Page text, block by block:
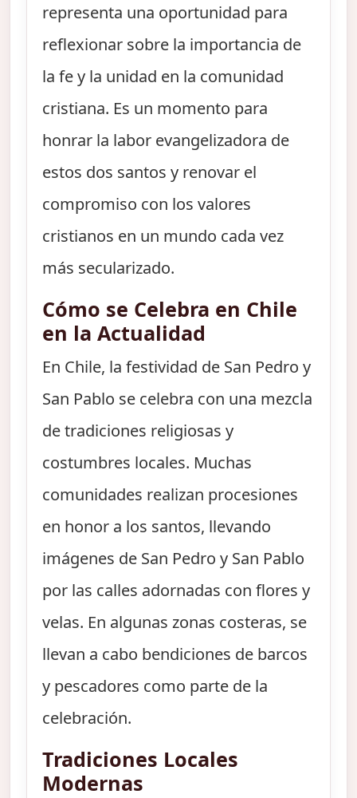
representa una oportunidad para
reflexionar sobre la importancia de
la fe y la unidad en la comunidad
cristiana. Es un momento para
honrar la labor evangelizadora de
estos dos santos y renovar el
compromiso con los valores
cristianos en un mundo cada vez
más secularizado.
Cómo se Celebra en Chile
en la Actualidad
En Chile, la festividad de San Pedro y
San Pablo se celebra con una mezcla
de tradiciones religiosas y
costumbres locales. Muchas
comunidades realizan procesiones
en honor a los santos, llevando
imágenes de San Pedro y San Pablo
por las calles adornadas con flores y
velas. En algunas zonas costeras, se
llevan a cabo bendiciones de barcos
y pescadores como parte de la
celebración.
Tradiciones Locales
Modernas